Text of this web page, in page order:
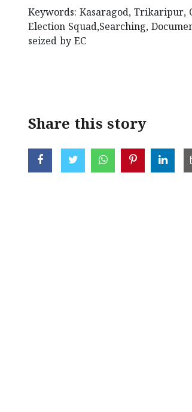
Keywords: Kasaragod, Trikaripur,
Election Squad,Searching,
seized by EC
Share this story